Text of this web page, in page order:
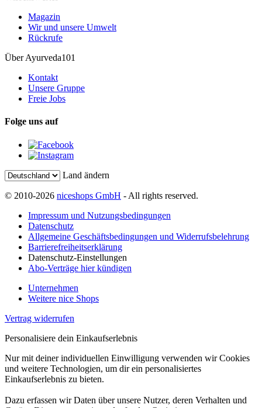
Magazin
Wir und unsere Umwelt
Rückrufe
Über Ayurveda101
Kontakt
Unsere Gruppe
Freie Jobs
Folge uns auf
Land ändern
© 2010-2026 niceshops GmbH - All rights reserved.
Impressum und Nutzungsbedingungen
Datenschutz
Allgemeine Geschäftsbedingungen und Widerrufsbelehrung
Barrierefreiheitserklärung
Datenschutz-Einstellungen
Abo-Verträge hier kündigen
Unternehmen
Weitere nice Shops
Vertrag widerrufen
Personalisiere dein Einkaufserlebnis
Nur mit deiner individuellen Einwilligung verwenden wir Cookies
und weitere Technologien, um dir ein personalisiertes
Einkaufserlebnis zu bieten.
Dazu erfassen wir Daten über unsere Nutzer, deren Verhalten und